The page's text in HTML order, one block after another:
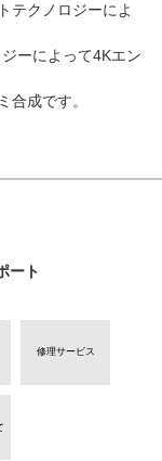
テクノロジーによ
ーによって4Kエン
合成です。
ート
修理サービス